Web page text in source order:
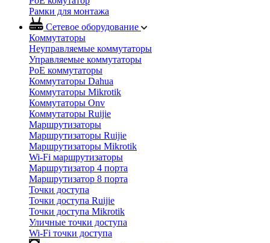
Рамки для монтажа
Сетевое оборудование
Коммутаторы
Неуправляемые коммутаторы
Управляемые коммутаторы
PoE коммутаторы
Коммутаторы Dahua
Коммутаторы Mikrotik
Коммутаторы Onv
Коммутаторы Ruijie
Маршрутизаторы
Маршрутизаторы Ruijie
Маршрутизаторы Mikrotik
Wi-Fi маршрутизаторы
Маршрутизатор 4 порта
Маршрутизатор 8 порта
Точки доступа
Точки доступа Ruijie
Точки доступа Mikrotik
Уличные точки доступа
Wi-Fi точки доступа